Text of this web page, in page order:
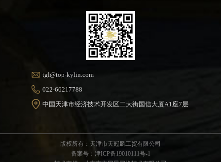
tgl@top-kylin.com
022-66217788
中国天津市经济技术开发区二大街国信大厦A1座7层
版权所有：天津市天冠麟工贸有限公司
备案号：津ICP备19010111号-1